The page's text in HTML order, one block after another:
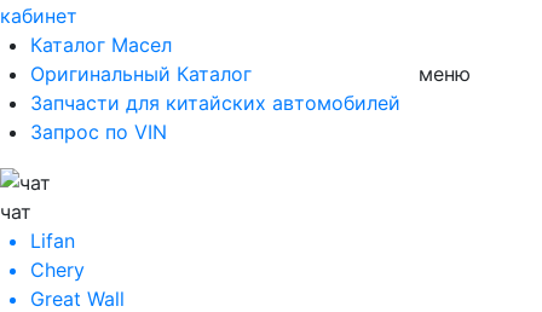
кабинет
Каталог Масел
Оригинальный Каталог
Запчасти для китайских автомобилей
Запрос по VIN
меню
чат
Lifan
Chery
Great Wall